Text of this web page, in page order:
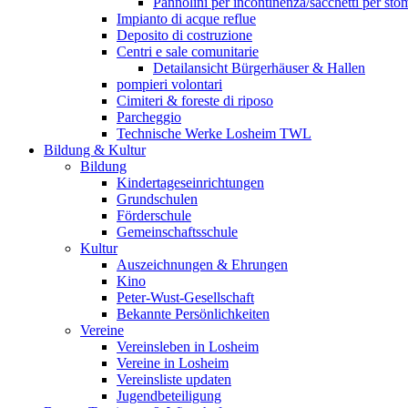
Impianto di acque reflue
Deposito di costruzione
Centri e sale comunitarie
Detailansicht Bürgerhäuser & Hallen
pompieri volontari
Cimiteri & foreste di riposo
Parcheggio
Technische Werke Losheim TWL
Bildung & Kultur
Bildung
Kindertageseinrichtungen
Grundschulen
Förderschule
Gemeinschaftsschule
Kultur
Auszeichnungen & Ehrungen
Kino
Peter-Wust-Gesellschaft
Bekannte Persönlichkeiten
Vereine
Vereinsleben in Losheim
Vereine in Losheim
Vereinsliste updaten
Jugendbeteiligung